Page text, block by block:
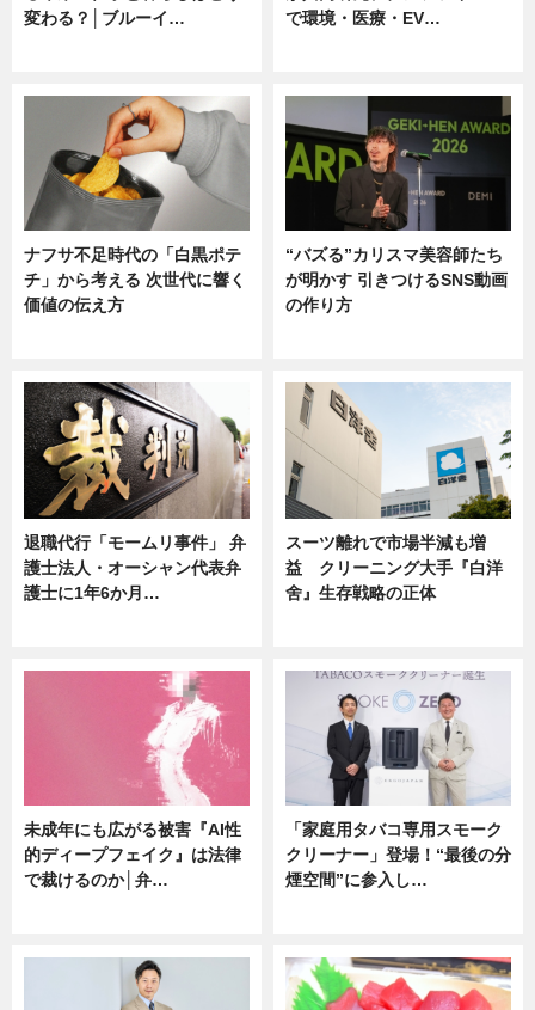
変わる？│ブルーイ…
で環境・医療・EV…
ナフサ不足時代の「白黒ポテ
チ」から考える 次世代に響く
価値の伝え方
“バズる”カリスマ美容師たち
が明かす 引きつけるSNS動画
の作り方
退職代行「モームリ事件」 弁
護士法人・オーシャン代表弁
護士に1年6か月…
スーツ離れで市場半減も増
益 クリーニング大手『白洋
舍』生存戦略の正体
未成年にも広がる被害『AI性
的ディープフェイク』は法律
で裁けるのか│弁…
「家庭用タバコ専用スモーク
クリーナー」登場！“最後の分
煙空間”に参入し…